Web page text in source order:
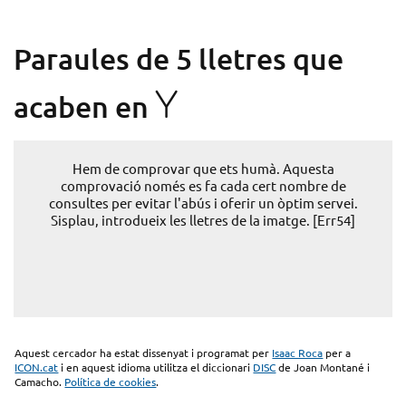
Paraules de 5 lletres que
acaben en Y
Hem de comprovar que ets humà. Aquesta
comprovació només es fa cada cert nombre de
consultes per evitar l'abús i oferir un òptim servei.
Sisplau, introdueix les lletres de la imatge. [Err54]
Aquest cercador ha estat dissenyat i programat per Isaac Roca per a
ICON.cat i en aquest idioma utilitza el diccionari DISCde Joan Montané i
Camacho. Política de cookies.